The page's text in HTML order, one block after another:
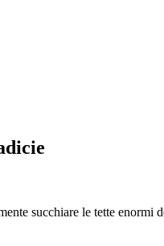
succhiare le tette